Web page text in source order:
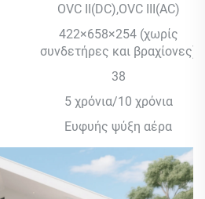
OVC II(DC),OVC III(AC)
422×658×254 (χωρίς
συνδετήρες και βραχίονες)
38
5 χρόνια/10 χρόνια
Ευφυής ψύξη αέρα